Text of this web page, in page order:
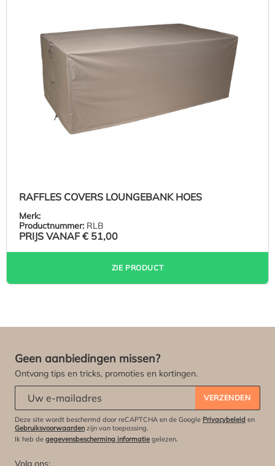
RAFFLES COVERS LOUNGEBANK HOES
Merk:
Productnummer: RLB
PRIJS VANAF € 51,00
ZIE PRODUCT
Geen aanbiedingen missen?
Ontvang tips en tricks, promoties en kortingen.
VERZENDEN
Deze site wordt beschermd door reCAPTCHA en de Google Privacybeleid en
Gebruiksvoorwaarden zijn van toepassing.
Ik heb de gegevensbescherming informatie gelezen.
Volg ons: